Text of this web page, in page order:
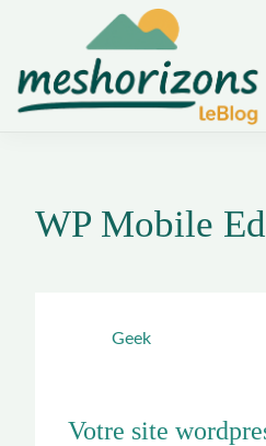
contenu
WP Mobile
Geek
Votre site